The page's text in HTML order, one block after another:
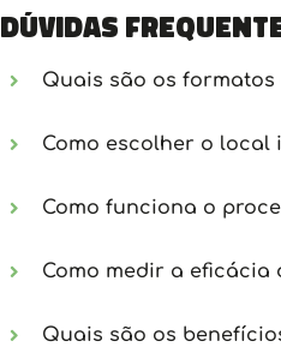
Dúvidas
Quais são os
Como escolher o
Como funciona o
Como medir a eficácia
Quais são os